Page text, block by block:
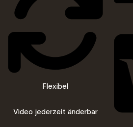
Flexibel
Video jederzeit änderbar